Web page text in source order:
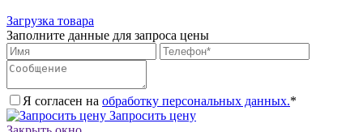
Загрузка товара
Заполните данные для запроса цены
Я согласен на обработку персональных данных.*
Запросить цену